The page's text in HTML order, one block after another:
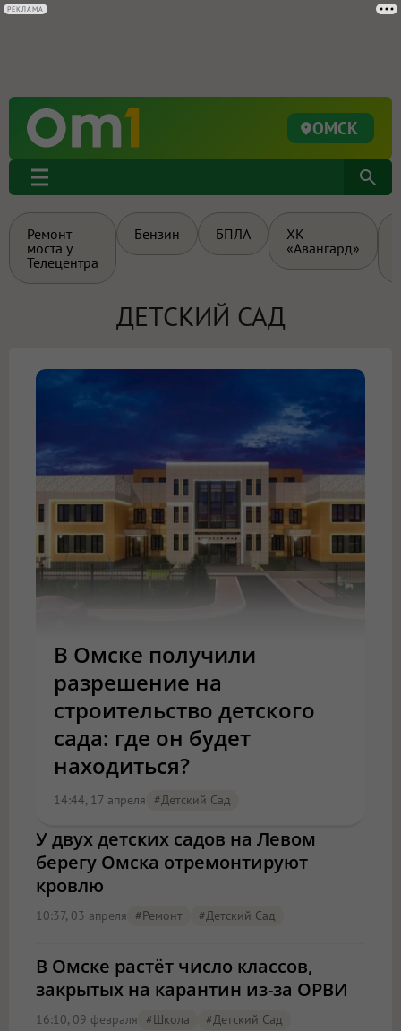
ОМСК
Ремонт
моста у
Телецентра
Бензин БПЛА
ХК
«Авангард»
ДЕТСКИЙ САД
В Омске получили
разрешение на
строительство детского
сада: где он будет
находиться?
14:44, 17 апреля #детский Сад
У двух детских садов на Левом
берегу Омска отремонтируют
кровлю
10:37, 03 апреля #ремонт #детский Сад
В Омске растёт число классов,
закрытых на карантин из-за ОРВИ
16:10, 09 февраля #школа #детский Сад
РЕКЛАМА